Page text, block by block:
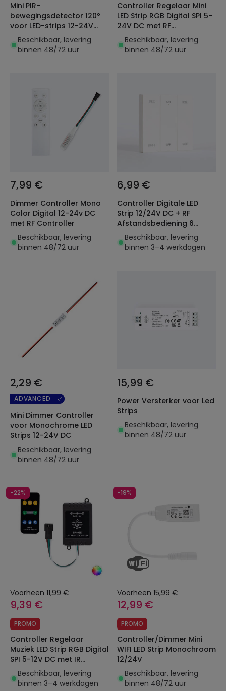
Mini PIR-
bewegingsdetector 120º
voor LED-strips 12-24V
SKYDANCE E1-R
Beschikbaar, levering
binnen 48/72 uur
Controller Regelaar Mini
LED Strip RGB Digital SPI 5-
24V DC met RF
Afstandsbediening
Beschikbaar, levering
binnen 48/72 uur
7,99 €
Dimmer Controller Mono
Color Digital 12-24v DC
met RF Controller
Beschikbaar, levering
binnen 48/72 uur
6,99 €
Controller Digitale LED
Strip 12/24V DC + RF
Afstandsbediening 6
knoppen
Beschikbaar, levering
binnen 3–4 werkdagen
2,29 €
ADVANCED
Mini Dimmer Controller
voor Monochrome LED
Strips 12-24V DC
Beschikbaar, levering
binnen 48/72 uur
15,99 €
Power Versterker voor Led
Strips
Beschikbaar, levering
binnen 48/72 uur
-22%
Voorheen 11,99 €
9,39 €
PROMO
Controller Regelaar
Muziek LED Strip RGB Digital
SPI 5-12V DC met IR
Afstandsbediening
Beschikbaar, levering
binnen 3–4 werkdagen
-19%
Voorheen 15,99 €
12,99 €
PROMO
Controller/Dimmer Mini
WIFI LED Strip Monochroom
12/24V
Beschikbaar, levering
binnen 48/72 uur